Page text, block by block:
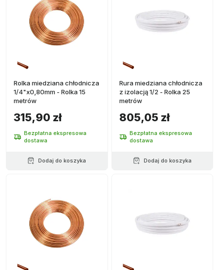
Rolka miedziana chłodnicza
1/4"x0,80mm - Rolka 15
metrów
315,90 zł
Bezpłatna ekspresowa
dostawa
Dodaj do koszyka
Rura miedziana chłodnicza
z izolacją 1/2 - Rolka 25
metrów
805,05 zł
Bezpłatna ekspresowa
dostawa
Dodaj do koszyka